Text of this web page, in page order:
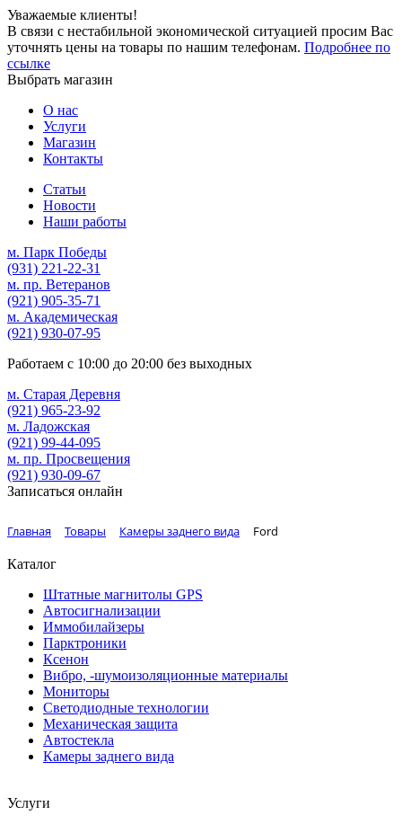
Уважаемые клиенты!
В связи с нестабильной экономической ситуацией просим Вас
уточнять цены на товары по нашим телефонам. Подробнее по
ссылке
Выбрать магазин
О нас
Услуги
Магазин
Контакты
Статьи
Новости
Наши работы
м. Парк Победы
(931) 221-22-31
м. пр. Ветеранов
(921) 905-35-71
м. Академическая
(921) 930-07-95
Работаем с 10:00 до 20:00 без выходных
м. Старая Деревня
(921) 965-23-92
м. Ладожская
(921) 99-44-095
м. пр. Просвещения
(921) 930-09-67
Записаться онлайн
Главная Товары Камеры заднего вида Ford
Каталог
Штатные магнитолы GPS
Автосигнализации
Иммобилайзеры
Парктроники
Ксенон
Вибро, -шумоизоляционные материалы
Мониторы
Светодиодные технологии
Механическая защита
Автостекла
Камеры заднего вида
Услуги